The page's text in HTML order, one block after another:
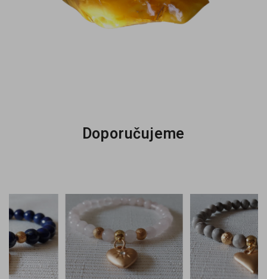
Doporučujeme